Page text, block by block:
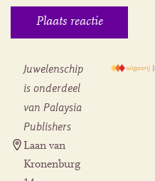
Juwelenschip
is onderdeel
van Palaysia
Publishers
Laan van
Kronenburg